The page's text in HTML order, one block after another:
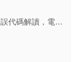
電腦藍屏怎麼辦？WINDOWS藍屏錯誤代碼解讀，電腦藍屏解決方法匯總